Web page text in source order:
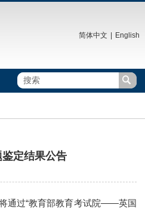
简体中文 English

定结果公告
通过“教育部教育考试院——英国